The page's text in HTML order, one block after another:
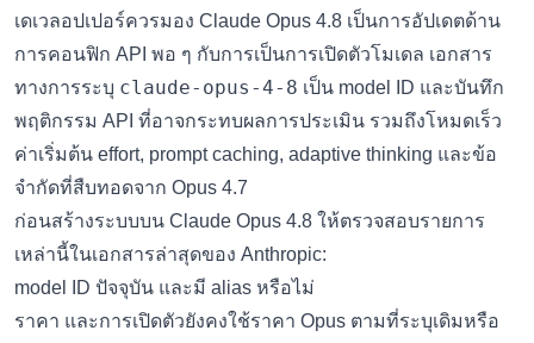
เดเวลอปเปอร์ควรมอง Claude Opus 4.8 เป็นการอัปเดตด้าน
การคอนฟิก API พอ ๆ กับการเป็นการเปิดตัวโมเดล เอกสาร
ทางการระบุ claude-opus-4-8 เป็น model ID และบันทึก
พฤติกรรม API ที่อาจกระทบผลการประเมิน รวมถึงโหมดเร็ว
ค่าเริ่มต้น effort, prompt caching, adaptive thinking และข้อ
จำกัดที่สืบทอดจาก Opus 4.7
ก่อนสร้างระบบบน Claude Opus 4.8 ให้ตรวจสอบรายการ
เหล่านี้ในเอกสารล่าสุดของ Anthropic:
model ID ปัจจุบัน และมี alias หรือไม่
ราคา และการเปิดตัวยังคงใช้ราคา Opus ตามที่ระบุเดิมหรือ